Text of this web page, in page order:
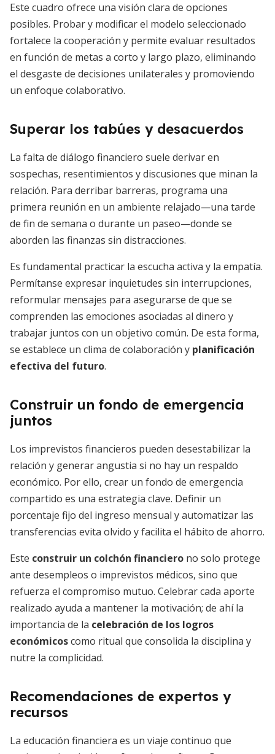
Este cuadro ofrece una visión clara de opciones
posibles. Probar y modificar el modelo seleccionado
fortalece la cooperación y permite evaluar resultados
en función de metas a corto y largo plazo, eliminando
el desgaste de decisiones unilaterales y promoviendo
un enfoque colaborativo.
Superar los tabúes y desacuerdos
La falta de diálogo financiero suele derivar en
sospechas, resentimientos y discusiones que minan la
relación. Para derribar barreras, programa una
primera reunión en un ambiente relajado—una tarde
de fin de semana o durante un paseo—donde se
aborden las finanzas sin distracciones.
Es fundamental practicar la escucha activa y la empatía.
Permítanse expresar inquietudes sin interrupciones,
reformular mensajes para asegurarse de que se
comprenden las emociones asociadas al dinero y
trabajar juntos con un objetivo común. De esta forma,
se establece un clima de colaboración y planificación
efectiva del futuro.
Construir un fondo de emergencia
juntos
Los imprevistos financieros pueden desestabilizar la
relación y generar angustia si no hay un respaldo
económico. Por ello, crear un fondo de emergencia
compartido es una estrategia clave. Definir un
porcentaje fijo del ingreso mensual y automatizar las
transferencias evita olvido y facilita el hábito de ahorro.
Este construir un colchón financiero no solo protege
ante desempleos o imprevistos médicos, sino que
refuerza el compromiso mutuo. Celebrar cada aporte
realizado ayuda a mantener la motivación; de ahí la
importancia de la celebración de los logros
económicoscomo ritual que consolida la disciplina y
nutre la complicidad.
Recomendaciones de expertos y
recursos
La educación financiera es un viaje continuo que